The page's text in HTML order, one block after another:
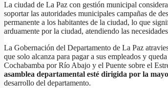
La ciudad de La Paz con gestión municipal
soportar las autoridades municipales campañas de
permanente a los habitantes de la ciudad, lo que
arduamente por la ciudad, atendiendo las
La Gobernación del Departamento de La Paz
que solo alcanza para pagar a sus empleados y
Cochabamba por Río Abajo y el Puente sobre el
asamblea departamental esté dirigida por la
desarrollo del departamento.